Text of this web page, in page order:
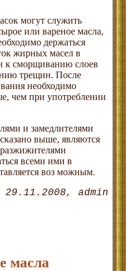
могут служить
или вареное масла,
держаться
жирных масел в
к сморщиванию слоев
трещин. После
необходимо
чем при употреблении
и замедлителями
выше, являются
всеми ими в
воз можным.
29.11.2008 admin
масла